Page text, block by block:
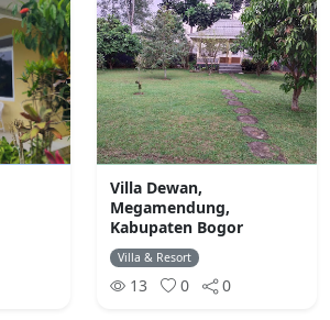
Villa Dewan,
Megamendung,
Kabupaten Bogor
Villa & Resort
13 0 0